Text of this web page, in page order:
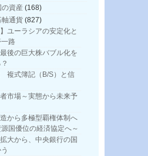
の資産 (168)
軸通貨 (827)
】ユーラシアの安定化と
路
後の巨大株バブル化を
複式簿記（B/S）と信
市場～実態から未来予
から多極型覇権体制へ
国優位の経済協定へ～
大から、中央銀行の国